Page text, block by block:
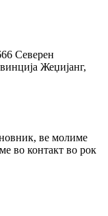
Северен
Жеџијанг,
ве молиме
во контакт во рок